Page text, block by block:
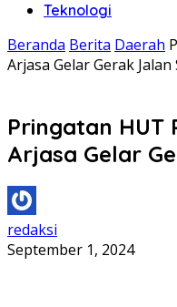
Teknologi
Beranda Berita Daerah
Arjasa Gelar Gerak Jalan
Pringatan HUT
Arjasa Gelar
redaksi
September 1, 2024